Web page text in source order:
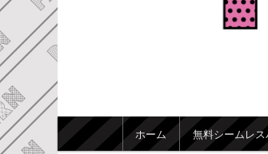
メインメニュー
メインコンテンツへ移
サブコンテンツへ移動
ホーム 無料シームレ